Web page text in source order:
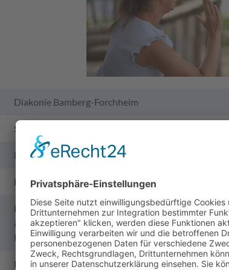
Diakonie Bamberg-Forchheim
Soziales / Gesundheit bzw. Pflege
https://www.dwbf.de
Heinrichsdamm 46, 96047 Bamberg (Sitz
Du möchtest einen zukunftsfähigen, vielseitigen
an Deinem Heimatort oder in der näheren
Kinderbetreuung.
Die Diakonie Bamberg-Forchheim bietet